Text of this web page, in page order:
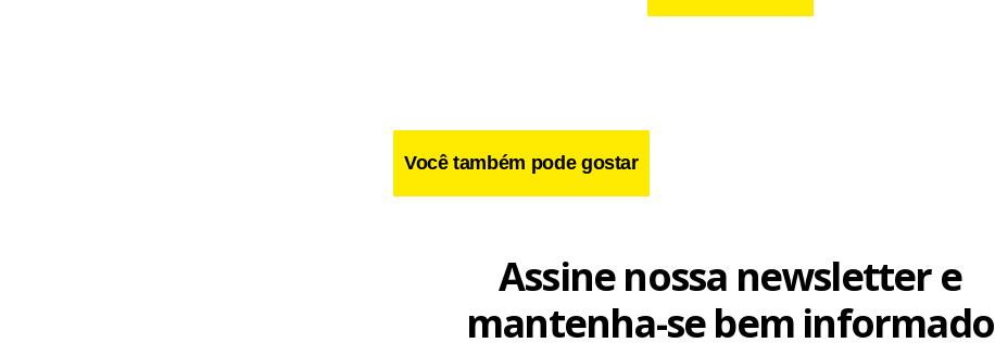
Você também pode gostar
Assine nossa newsletter e
mantenha-se bem informado